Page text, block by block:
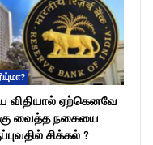
விதியால் ஏற்கெனவே
வைத்த நகையை
சிக்கல் ?